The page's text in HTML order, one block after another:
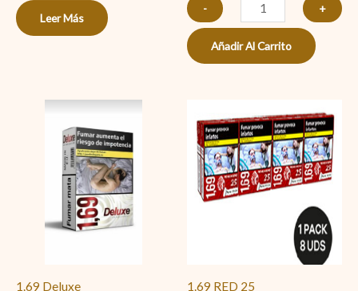
Leer Más
-
+
Añadir Al Carrito
1.69 Deluxe
Deluxe
cantidad
1.69 RED 25
RED
25
cantidad